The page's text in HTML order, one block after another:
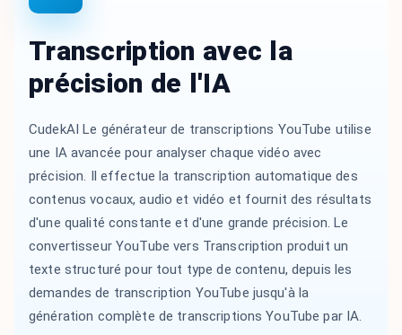
Transcription avec la
précision de l'IA
CudekAI Le générateur de transcriptions YouTube utilise
une IA avancée pour analyser chaque vidéo avec
précision. Il effectue la transcription automatique des
contenus vocaux, audio et vidéo et fournit des résultats
d'une qualité constante et d'une grande précision. Le
convertisseur YouTube vers Transcription produit un
texte structuré pour tout type de contenu, depuis les
demandes de transcription YouTube jusqu'à la
génération complète de transcriptions YouTube par IA.